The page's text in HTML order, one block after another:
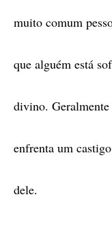
muito comum
que alguém está
divino.
enfrenta um
dele.